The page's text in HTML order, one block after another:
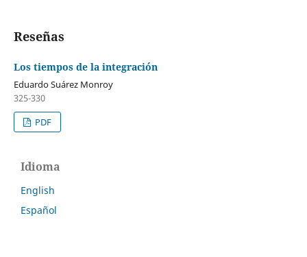
Reseñas
Los tiempos de la integración
Eduardo Suárez Monroy
325-330
PDF
Idioma
English
Español